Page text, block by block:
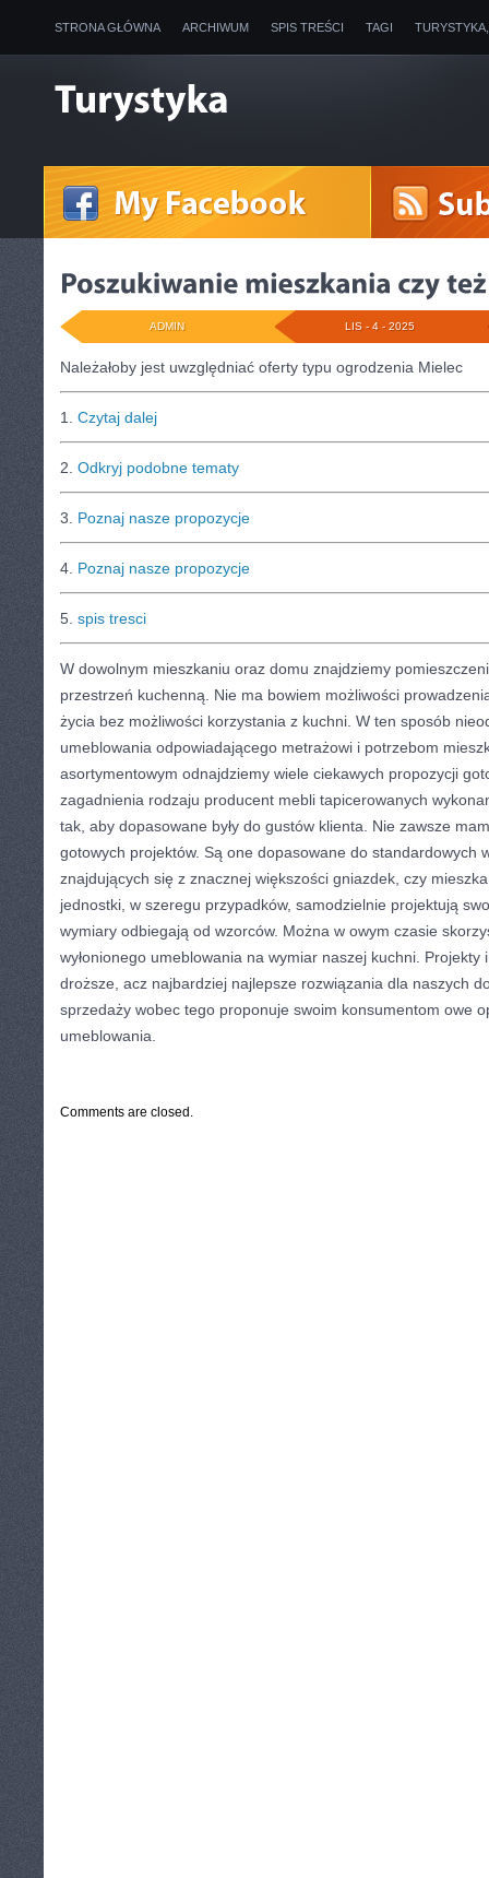
STRONA GŁÓWNA ARCHIWUM SPIS TREŚCI TAGI
LIS - 4 - 2025
ADMIN
Należałoby jest uwzględniać oferty typu ogrodzenia Mielec
1. Czytaj dalej
2. Odkryj podobne tematy
3. Poznaj nasze propozycje
4. Poznaj nasze propozycje
5. spis tresci
W dowolnym mieszkaniu oraz domu znajdziemy
przestrzeń kuchenną. Nie ma bowiem możliwości
życia bez możliwości korzystania z kuchni. W ten sposób
umeblowania odpowiadającego metrażowi i potrzebom
asortymentowym odnajdziemy wiele ciekawych propozycji
zagadnienia rodzaju producent mebli tapicerowanych
tak, aby dopasowane były do gustów klienta. Nie zawsze
gotowych projektów. Są one dopasowane do standardowych
znajdujących się z znacznej większości gniazdek, czy
jednostki, w szeregu przypadków, samodzielnie projektują
wymiary odbiegają od wzorców. Można w owym czasie
wyłonionego umeblowania na wymiar naszej kuchni.
droższe, acz najbardziej najlepsze rozwiązania dla naszych
sprzedaży wobec tego proponuje swoim konsumentom owe
umeblowania.
Comments are closed.